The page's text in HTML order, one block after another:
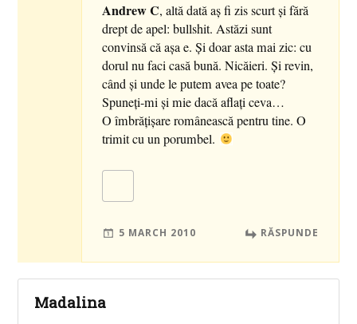
Andrew C, altă dată aş fi zis scurt şi fără
drept de apel: bullshit. Astăzi sunt
convinsă că aşa e. Şi doar asta mai zic: cu
dorul nu faci casă bună. Nicăieri. Şi revin,
când şi unde le putem avea pe toate?
Spuneţi-mi şi mie dacă aflaţi ceva…
O îmbrăţişare românească pentru tine. O
trimit cu un porumbel.
5 MARCH 2010 RĂSPUNDE
Madalina